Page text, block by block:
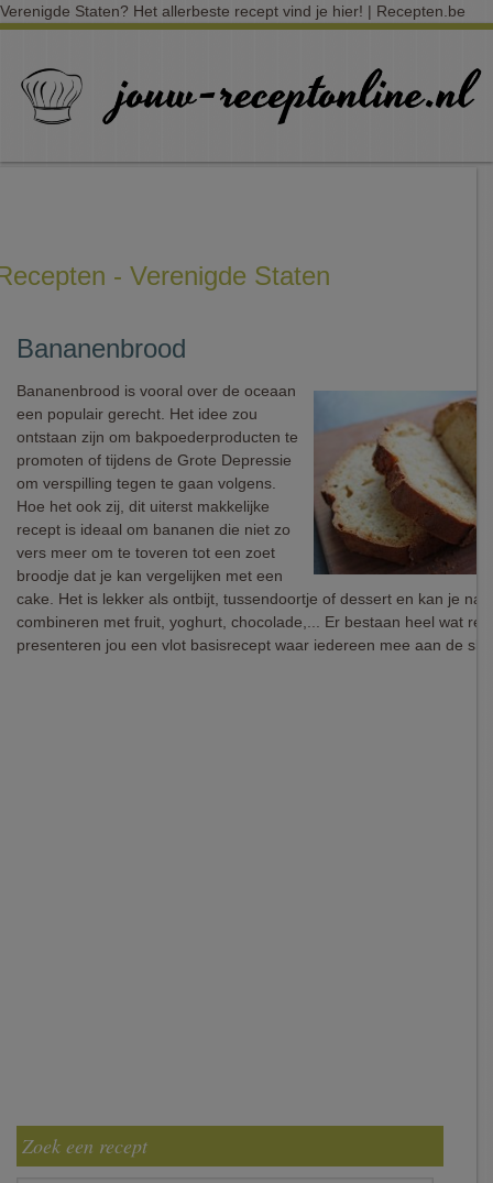
Verenigde Staten? Het allerbeste recept vind je hier! | Recepten.be
- Verenigde Staten
Bananenbrood
Bananenbrood is vooral over de oceaan
een populair gerecht. Het idee zou
ontstaan zijn om bakpoederproducten te
promoten of tijdens de Grote Depressie
om verspilling tegen te gaan volgens.
Hoe het ook zij, dit uiterst makkelijke
recept is ideaal om bananen die niet zo
vers meer om te toveren tot een zoet
broodje dat je kan vergelijken met een
cake. Het is lekker als ontbijt, tussendoortje of dessert en kan je
combineren met fruit, yoghurt, chocolade,... Er bestaan heel wat
presenteren jou een vlot basisrecept waar iedereen mee aan de
Zoek een recept